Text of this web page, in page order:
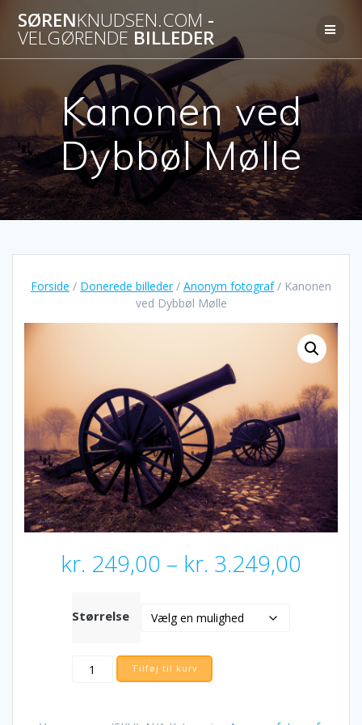
to
content
SØRENKNUDSEN.COM -
VELGØRENDE BILLEDER
Kanonen ved
Dybbøl Mølle
Forside / Donerede billeder/ Anonym fotograf/ Kanonen
ved Dybbøl Mølle
kr. 249,00 – kr. 3.249,00
Størrelse
KanonenTilføj til kurv